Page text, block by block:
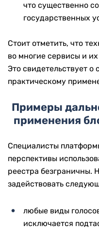
что существенно
государственных
Стоит отметить, что
во многие сервисы и
Это свидетельствует
практическому
Примеры
применения
Специалисты
перспективы
реестра безграничны.
задействовать
любые виды
исключается